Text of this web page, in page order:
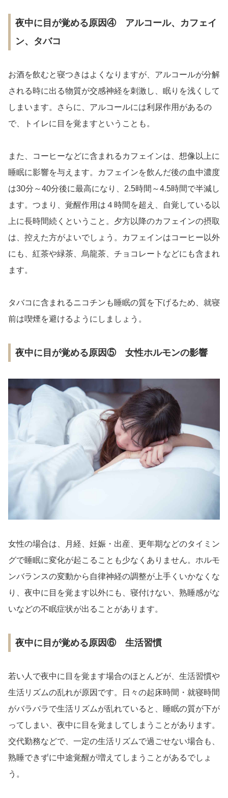
夜中に目が覚める原因④ アルコール、カフェイ
ン、タバコ
お酒を飲むと寝つきはよくなりますが、アルコールが分解
される時に出る物質が交感神経を刺激し、眠りを浅くして
しまいます。さらに、アルコールには利尿作用があるの
で、トイレに目を覚ますということも。
また、コーヒーなどに含まれるカフェインは、想像以上に
睡眠に影響を与えます。カフェインを飲んだ後の血中濃度
は30分～40分後に最高になり、2.5時間～4.5時間で半減し
ます。つまり、覚醒作用は４時間を超え、自覚している以
上に長時間続くということ。夕方以降のカフェインの摂取
は、控えた方がよいでしょう。カフェインはコーヒー以外
にも、紅茶や緑茶、烏龍茶、チョコレートなどにも含まれ
ます。
タバコに含まれるニコチンも睡眠の質を下げるため、就寝
前は喫煙を避けるようにしましょう。
夜中に目が覚める原因⑤ 女性ホルモンの影響
女性の場合は、月経、妊娠・出産、更年期などのタイミン
グで睡眠に変化が起こることも少なくありません。ホルモ
ンバランスの変動から自律神経の調整が上手くいかなくな
り、夜中に目を覚ます以外にも、寝付けない、熟睡感がな
いなどの不眠症状が出ることがあります。
夜中に目が覚める原因⑥ 生活習慣
若い人で夜中に目を覚ます場合のほとんどが、生活習慣や
生活リズムの乱れが原因です。日々の起床時間・就寝時間
がバラバラで生活リズムが乱れていると、睡眠の質が下が
ってしまい、夜中に目を覚ましてしまうことがあります。
交代勤務などで、一定の生活リズムで過ごせない場合も、
熟睡できずに中途覚醒が増えてしまうことがあるでしょ
う。